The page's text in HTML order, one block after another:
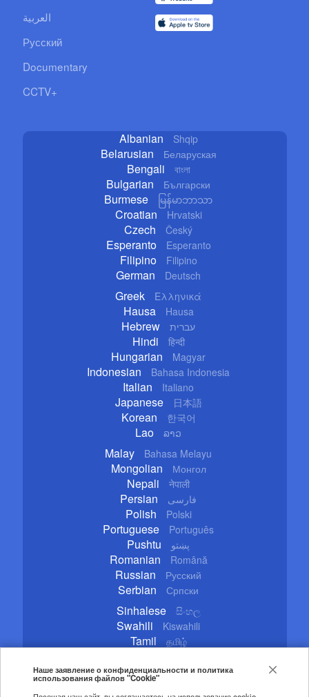
العربية
Русский
Documentary
CCTV+
Albanian Shqip
Belarusian Беларуская
Bengali বাংলা
Bulgarian Български
Burmese မြန်မာဘာသာ
Croatian Hrvatski
Czech Český
Esperanto Esperanto
Filipino Filipino
German Deutsch
Greek Ελληνικά
Hausa Hausa
Hebrew עברית
Hindi हिन्दी
Hungarian Magyar
Indonesian Bahasa Indonesia
Italian Italiano
Japanese 日本語
Korean 한국어
Lao ລາວ
Malay Bahasa Melayu
Mongolian Монгол
Nepali नेपाली
Persian فارسی
Polish Polski
Portuguese Português
Pushtu پښتو
Romanian Română
Russian Русский
Serbian Српски
Sinhalese සිංහල
Swahili Kiswahili
Tamil தமிழ்
Turkish Türkçe
Ukrainian
Наше заявление о конфиденциальности и политика
использования файлов "Cookie"